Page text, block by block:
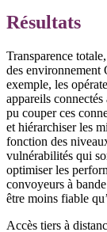
Résultats
Transparence
des environnement
exemple, les
appareils
pu couper ces
et hiérarchiser les
fonction des
vulnérabilités qui
optimiser les
convoyeurs à
être moins fiable
Accès tiers à